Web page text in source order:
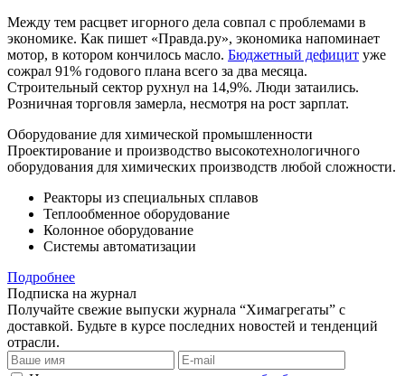
Между тем расцвет игорного дела совпал с проблемами в
экономике. Как пишет «Правда.ру», экономика напоминает
мотор, в котором кончилось масло. Бюджетный дефицит уже
сожрал 91% годового плана всего за два месяца.
Строительный сектор рухнул на 14,9%. Люди затаились.
Розничная торговля замерла, несмотря на рост зарплат.
Оборудование для химической промышленности
Проектирование и производство высокотехнологичного
оборудования для химических производств любой сложности.
Реакторы из специальных сплавов
Теплообменное оборудование
Колонное оборудование
Системы автоматизации
Подробнее
Подписка на журнал
Получайте свежие выпуски журнала “Химагрегаты” с
доставкой. Будьте в курсе последних новостей и тенденций
отрасли.